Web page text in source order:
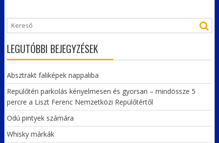
LEGUTÓBBI BEJEGYZÉSEK
Absztrakt faliképek nappaliba
Repülőtéri parkolás kényelmesen és gyorsan – mindössze 5
percre a Liszt Ferenc Nemzetközi Repülőtértől
Odú pintyek számára
Whisky márkák